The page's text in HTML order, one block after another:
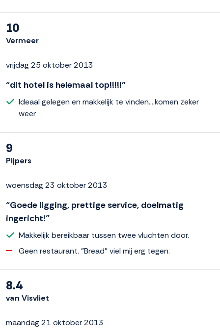
10
Vermeer
vrijdag 25 oktober 2013
“dit hotel is helemaal top!!!!!”
Ideaal gelegen en makkelijk te vinden....komen zeker
weer
9
Pijpers
woensdag 23 oktober 2013
“Goede ligging, prettige service, doelmatig
ingericht!”
Makkelijk bereikbaar tussen twee vluchten door.
Geen restaurant. "Bread" viel mij erg tegen.
8.4
van Visvliet
maandag 21 oktober 2013